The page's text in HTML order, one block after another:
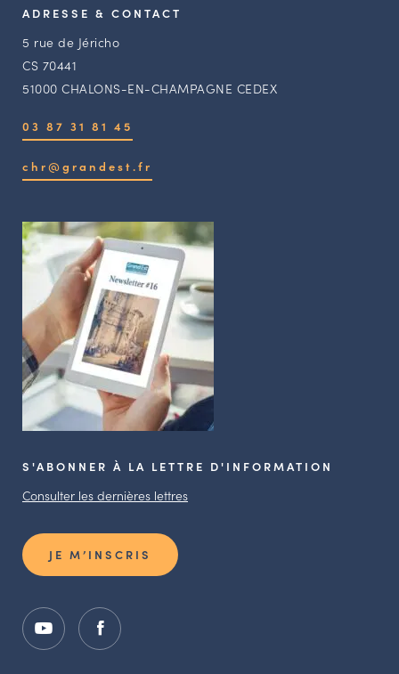
ADRESSE & CONTACT
5 rue de Jéricho
CS 70441
51000 CHALONS-EN-CHAMPAGNE CEDEX
03 87 31 81 45
chr@grandest.fr
S'ABONNER À LA LETTRE D'INFORMATION
Consulter les dernières lettres
JE M’INSCRIS